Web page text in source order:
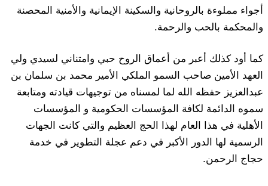
أجواء مملوءة بالروحانية والسكينة الإيمانية والأمنية المحصنة
والمحكمة بالحب والرحمة.
كما أود كذلك أعبر من أعماق الروح حبي وامتناني لسيدي ولي
العهد الأمين صاحب السمو الملكي الأمير محمد بن سلمان بن
عبدالعزيز حفظه الله لما لمسناه من توجيهات قيادته ومتابعة
سموه الدائمة لكافة المؤسسات الحكومية و المؤسسات
الأهلية في هذا العام لهذا الحج العظيم والتي كانت الجهات
الرسمية لها الدور الأكبر في دعم عجلة التطوير في خدمة
حجاج الرحمن.